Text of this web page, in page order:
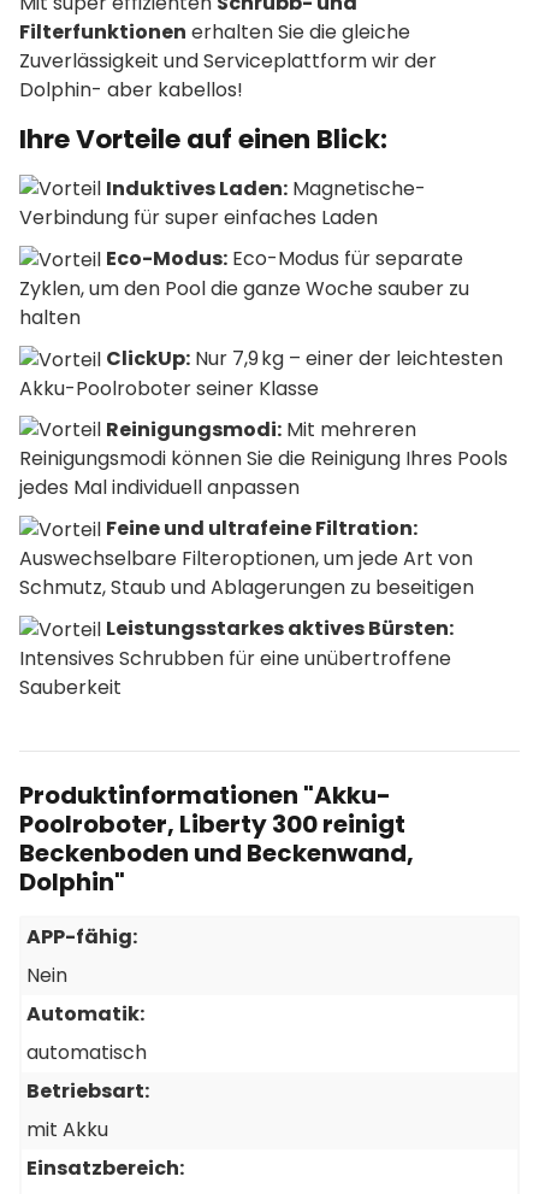
Filterfunktionen erhalten Sie die gleiche
Zuverlässigkeit und Serviceplattform wir der
Dolphin- aber kabellos!
Ihre Vorteile auf einen Blick:
Induktives Laden: Magnetische-
Verbindung für super einfaches Laden
Eco-Modus: Eco-Modus für separate
Zyklen, um den Pool die ganze Woche sauber zu
halten
ClickUp: Nur 7,9 kg – einer der leichtesten
Akku-Poolroboter seiner Klasse
Reinigungsmodi: Mit mehreren
Reinigungsmodi können Sie die Reinigung Ihres Pools
jedes Mal individuell anpassen
Feine und ultrafeine Filtration:
Auswechselbare Filteroptionen, um jede Art von
Schmutz, Staub und Ablagerungen zu beseitigen
Leistungsstarkes aktives Bürsten:
Intensives Schrubben für eine unübertroffene
Sauberkeit
Produktinformationen "Akku-
Poolroboter, Liberty 300 reinigt
Beckenboden und Beckenwand,
Dolphin"
APP-fähig:
Nein
Automatik:
automatisch
Betriebsart:
mit Akku
Einsatzbereich: